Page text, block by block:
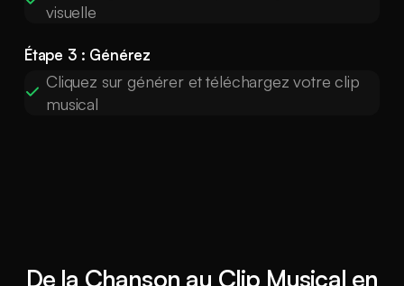
visuelle
Étape 3 : Générez
Cliquez sur générer et téléchargez votre clip
musical
De la Chanson au Clip Musical en